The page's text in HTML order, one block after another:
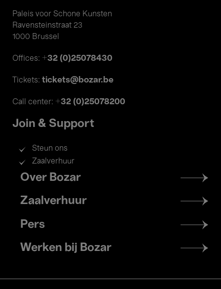
Paleis voor Schone Kunsten
Ravensteinstraat 23
1000 Brussel
Offices: +32 (0)25078430
Tickets: tickets@bozar.be
Call center: +32 (0)25078200
Join & Support
Steun ons
Zaalverhuur
Footer
menu
Over Bozar
Zaalverhuur
Pers
Werken bij Bozar